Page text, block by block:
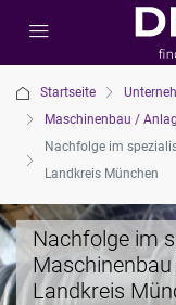
Startseite
Maschinenbau /
Nachfolge im
Landkreis München
Nachfolge im
Landkreis